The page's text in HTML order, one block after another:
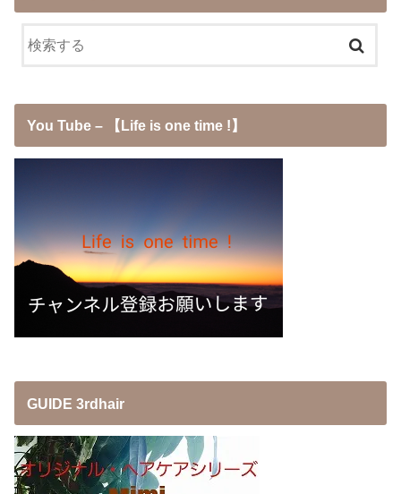
You Tube – 【Life is one time !】
GUIDE 3rdhair